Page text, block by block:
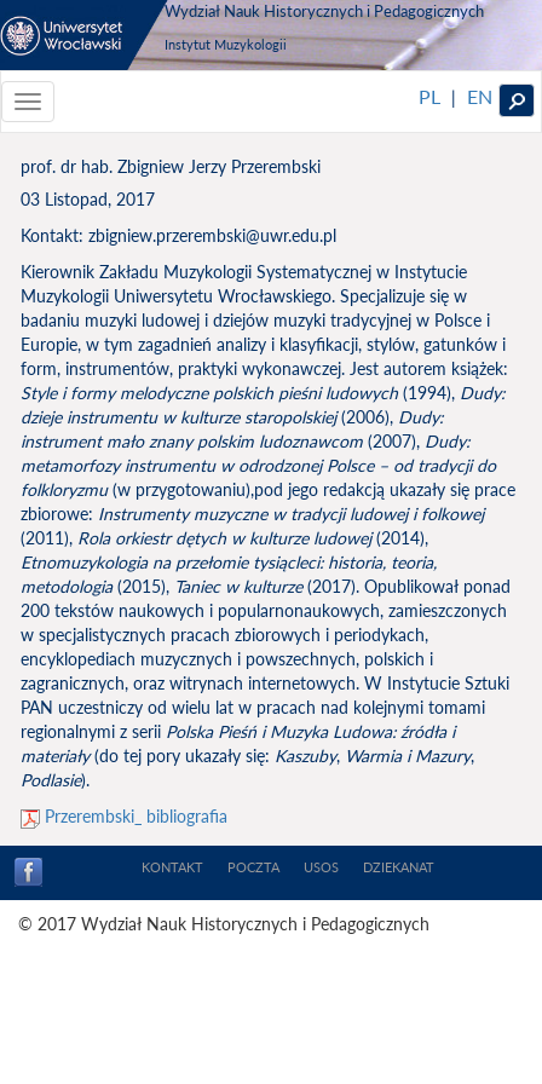
Wydział Nauk Historycznych i Pedagogicznych
Instytut Muzykologii
Toggle
navigationToggle
PL | EN
prof. dr hab. Zbigniew Jerzy Przerembski
03 Listopad, 2017
Kontakt: zbigniew.przerembski@uwr.edu.pl
Kierownik Zakładu Muzykologii Systematycznej w Instytucie
Muzykologii Uniwersytetu Wrocławskiego. Specjalizuje się w
badaniu muzyki ludowej i dziejów muzyki tradycyjnej w Polsce i
Europie, w tym zagadnień analizy i klasyfikacji, stylów, gatunków i
form, instrumentów, praktyki wykonawczej. Jest autorem książek:
Style i formy melodyczne polskich pieśni ludowych(1994), Dudy:
dzieje instrumentu w kulturze staropolskiej(2006), Dudy:
instrument mało znany polskim ludoznawcom (2007), Dudy:
metamorfozy instrumentu w odrodzonej Polsce – od tradycji do
folkloryzmu(w przygotowaniu),pod jego redakcją ukazały się prace
zbiorowe: Instrumenty muzyczne w tradycji ludowej i folkowej
(2011), Rola orkiestr dętych w kulturze ludowej(2014),
Etnomuzykologia na przełomie tysiącleci: historia, teoria,
metodologia(2015), Taniec w kulturze(2017). Opubli­kował ponad
200 tekstów naukowych i popularnonaukowych, zamieszczonych
w specja­listycznych pracach zbiorowych i periodykach,
encyklopediach muzycznych i powszechnych, pol­skich i
zagranicznych, oraz witrynach internetowych. W Instytucie Sztuki
PAN uczestniczy od wielu lat w pracach nad kolejnymi tomami
regionalnymi z serii Polska Pieśń i Muzyka Ludowa: źródła i
materiały(do tej pory ukazały się: Kaszuby, Warmia i Mazury,
Podlasie).
Przerembski_ bibliografia
KONTAKT POCZTA USOS DZIEKANAT
© 2017 Wydział Nauk Historycznych i Pedagogicznych